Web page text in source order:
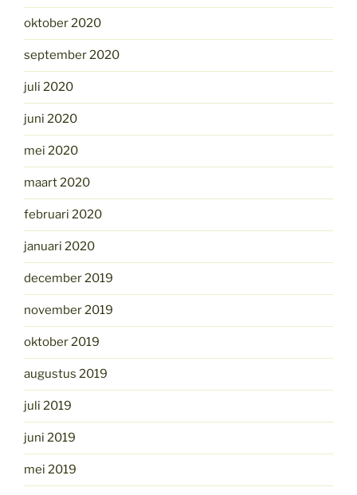
oktober 2020
september 2020
juli 2020
juni 2020
mei 2020
maart 2020
februari 2020
januari 2020
december 2019
november 2019
oktober 2019
augustus 2019
juli 2019
juni 2019
mei 2019